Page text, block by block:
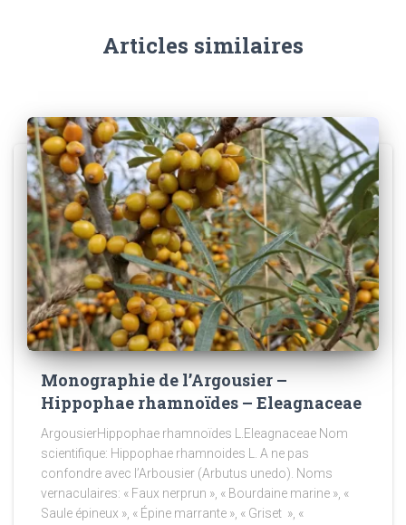
Articles similaires
Monographie de l’Argousier –
Hippophae rhamnoïdes – Eleagnaceae
ArgousierHippophae rhamnoïdes L.Eleagnaceae Nom
scientifique: Hippophae rhamnoides L. A ne pas
confondre avec l’Arbousier (Arbutus unedo). Noms
vernaculaires: « Faux nerprun », « Bourdaine marine », «
Saule épineux », « Épine marrante », « Griset », «